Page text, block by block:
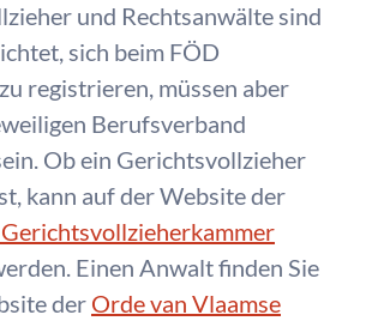
und Rechtsanwälte sind
sich beim FÖD
registrieren, müssen aber
Berufsverband
Ob ein Gerichtsvollzieher
kann auf der Website der
Einen Anwalt finden Sie
der Orde van Vlaamse